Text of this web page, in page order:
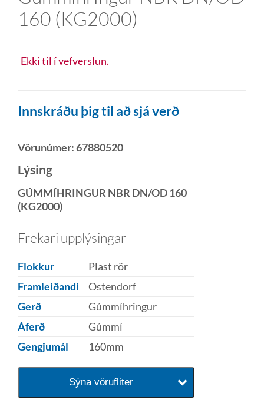
160 (KG2000)
Ekki til í vefverslun.
Innskráðu þig til að sjá verð
Vörunúmer:67880520
Lýsing
GÚMMÍHRINGUR NBR DN/OD 160
(KG2000)
Frekari upplýsingar
Flokkur
Plast rör
Framleiðandi
Ostendorf
Gerð
Gúmmíhringur
Áferð
Gúmmí
Gengjumál
160mm
Sýna vörufliter